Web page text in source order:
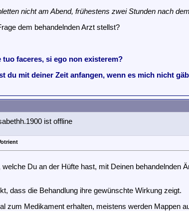
nicht am Abend, frühestens zwei Stunden nach
dem behandelnden Arzt stellst?
faceres, si ego non existerem?
du mit deiner Zeit anfangen, wenn es mich nicht
Du an der Hüfte hast, mit Deinen
dass die Behandlung ihre gewünschte Wirkung zeigt.
zum Medikament erhalten, meistens werden Mappen